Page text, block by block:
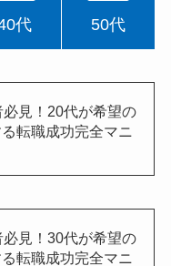
代 50代
見！20代が希望の
転職成功完全マニ
見！30代が希望の
転職成功完全マニ